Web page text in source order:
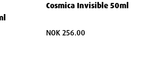
Cosmica Invisible 50ml
NOK 256.00